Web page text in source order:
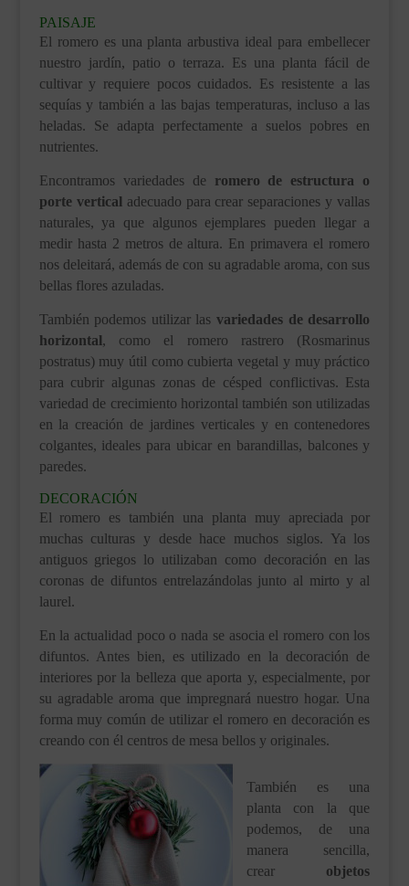
PAISAJE
El romero es una planta arbustiva ideal para embellecer
nuestro jardín, patio o terraza. Es una planta fácil de
cultivar y requiere pocos cuidados. Es resistente a las
sequías y también a las bajas temperaturas, incluso a las
heladas. Se adapta perfectamente a suelos pobres en
nutrientes.
Encontramos variedades de romero de estructura o
porte vertical adecuado para crear separaciones y vallas
naturales, ya que algunos ejemplares pueden llegar a
medir hasta 2 metros de altura. En primavera el romero
nos deleitará, además de con su agradable aroma, con sus
bellas flores azuladas.
También podemos utilizar lasvariedades de desarrollo
horizontal, como el romero rastrero (Rosmarinus
postratus) muy útil como cubierta vegetal y muy práctico
para cubrir algunas zonas de césped conflictivas. Esta
variedad de crecimiento horizontal también son utilizadas
en la creación de jardines verticales y en contenedores
colgantes, ideales para ubicar en barandillas, balcones y
paredes.
DECORACIÓN
El romero es también una planta muy apreciada por
muchas culturas y desde hace muchos siglos. Ya los
antiguos griegos lo utilizaban como decoración en las
coronas de difuntos entrelazándolas junto al mirto y al
laurel.
En la actualidad poco o nada se asocia el romero con los
difuntos. Antes bien, es utilizado en la decoración de
interiores por la belleza que aporta y, especialmente, por
su agradable aroma que impregnará nuestro hogar. Una
forma muy común de utilizar el romero en decoración es
creando con él centros de mesa bellos y originales.
También es una
planta con la que
podemos, de una
manera sencilla,
crear objetos